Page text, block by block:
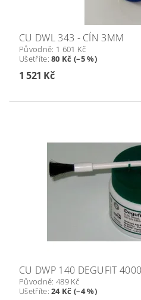
CU DWL 343 - CÍN 3MM
Původně: 1 601 Kč
Ušetříte:80 Kč (–5 %)
1 521 Kč
CU DWP 140 DEGUFIT
Původně: 489 Kč
Ušetříte:24 Kč (–4 %)